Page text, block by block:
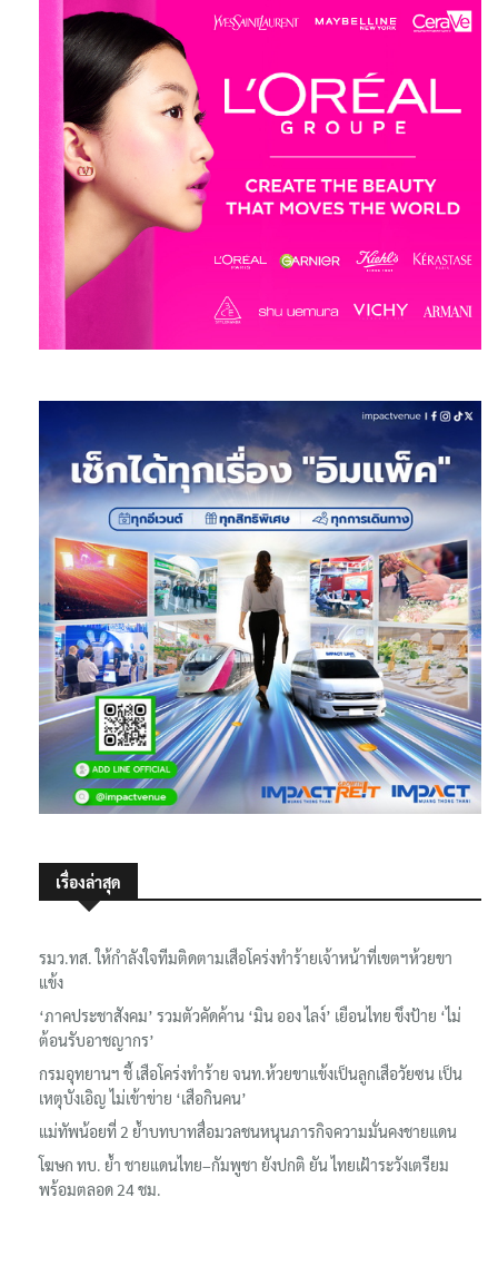
เรื่องล่าสุด
รมว.ทส. ให้กำลังใจทีมติดตามเสือโคร่งทำร้ายเจ้าหน้าที่เขตฯห้วยขา
แข้ง
‘ภาคประชาสังคม’ รวมตัวคัดค้าน ‘มิน ออง ไลง์’ เยือนไทย ขึงป้าย ‘ไม่
ต้อนรับอาชญากร’
กรมอุทยานฯ ชี้ เสือโคร่งทำร้าย จนท.ห้วยขาแข้งเป็นลูกเสือวัยซน เป็น
เหตุบังเอิญ ไม่เข้าข่าย ‘เสือกินคน’
แม่ทัพน้อยที่ 2 ย้ำบทบาทสื่อมวลชนหนุนภารกิจความมั่นคงชายแดน
โฆษก ทบ. ย้ำ ชายแดนไทย–กัมพูชา ยังปกติ ยัน ไทยเฝ้าระวังเตรียม
พร้อมตลอด 24 ชม.